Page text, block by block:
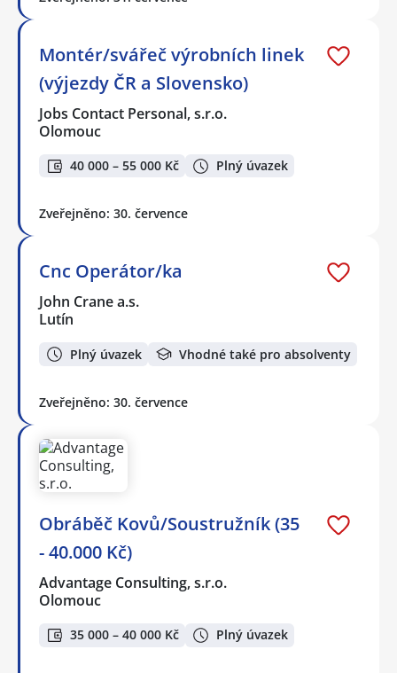
Montér/svářeč výrobních linek
(výjezdy ČR a Slovensko)
Jobs Contact Personal, s.r.o.
Olomouc
40 000 – 55 000 Kč Plný úvazek
Zveřejněno: 30. července
Cnc Operátor/ka
John Crane a.s.
Lutín
Plný úvazek Vhodné také pro absolventy
Zveřejněno: 30. července
Obráběč Kovů/Soustružník (35
- 40.000 Kč)
Advantage Consulting, s.r.o.
Olomouc
35 000 – 40 000 Kč Plný úvazek